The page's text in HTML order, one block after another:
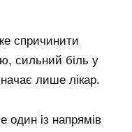
спричинити
сильний біль у
лише лікар.
один із напрямів